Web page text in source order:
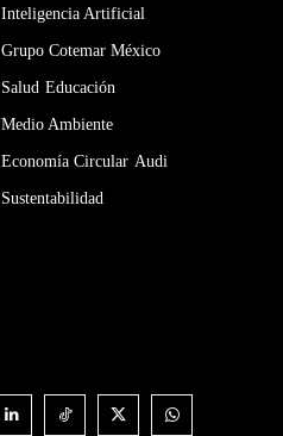
Inteligencia Artificial
Grupo Cotemar México
Salud Educación
Medio Ambiente
Economía Circular Audi
Sustentabilidad